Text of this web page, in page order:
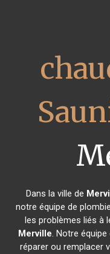
Dans la ville de
notre équipe de
les problèmes liés à
Merville. Notre
réparer ou remplacer